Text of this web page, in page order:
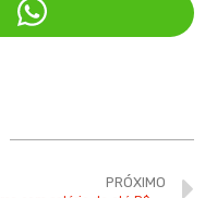
PRÓXIMO